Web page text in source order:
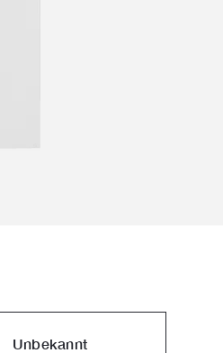
Unbekannt